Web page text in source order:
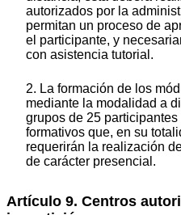
autorizados por la
permitan un proceso de
el participante, y
con asistencia tutorial.
2. La formación de los
mediante la modalidad a
grupos de 25
formativos que, en su
requerirán la realización
de carácter presencial.
Artículo 9. Centros